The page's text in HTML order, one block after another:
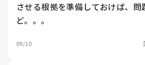
させる根拠を準備しておけば、問
ど。。。
09/20